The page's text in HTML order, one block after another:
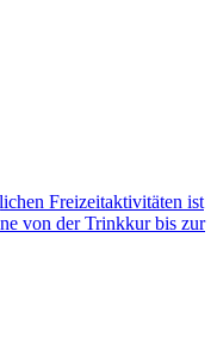
Freizeitaktivitäten ist
von der Trinkkur bis zur